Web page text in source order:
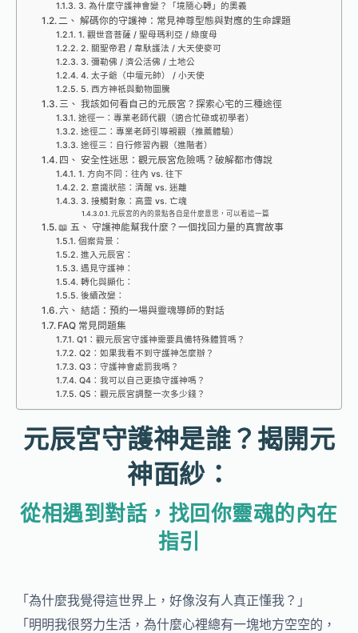
3. 為什麼守護神會變？「境隨心轉」的奧義
二、 解碼你的守護神：常見神尊型態與對應的生命課題
1. 觀世音菩薩 / 聖母瑪利亞 / 綠度母
2. 關聖帝君 / 韋馱護法 / 大天使麥可
3. 彌勒佛 / 濟公活佛 / 土地公
4. 太子爺（中壇元帥） / 小天使
5. 西方神祇與動物圖騰
三、 我該如何看自己的元辰宮？探索心宅的三種途徑
途徑一：專業老師代觀（適合忙碌或初學者）
途徑二：專業老師引導親觀（推薦體驗）
途徑三：自行修習內觀（進階者）
四、 安全性迷思：觀元辰宮危險嗎？破解都市傳說
1. 方向不同：往內 vs. 往下
2. 意識狀態：清醒 vs. 迷離
3. 接觸對象：高靈 vs. 亡魂
元辰宮的內的景點各自是什麼意思，可以看這一篇
📖 五、 守護神能幫我什麼？一個找回力量的真實故事
個案背景：
進入元辰宮：
遇見守護神：
轉化與顯化：
後續改變：
六、 結語：預約一場與靈魂導師的對話
FAQ 常見問題集
Q1：觀元辰宮守護神需要具備特殊體質嗎？
Q2：如果我看不到守護神怎麼辦？
Q3：守護神會處罰我嗎？
Q4：我可以自己更換守護神嗎？
Q5：觀元辰宮調整一次多少錢？
元辰宮守護神是誰？揭開元
神面紗：
從相遇到對話，找回你靈魂的內在
指引
「為什麼我覺得這世界上，好像沒有人真正懂我？」
「明明我很努力生活，為什麼心裡總有一塊地方空空的，